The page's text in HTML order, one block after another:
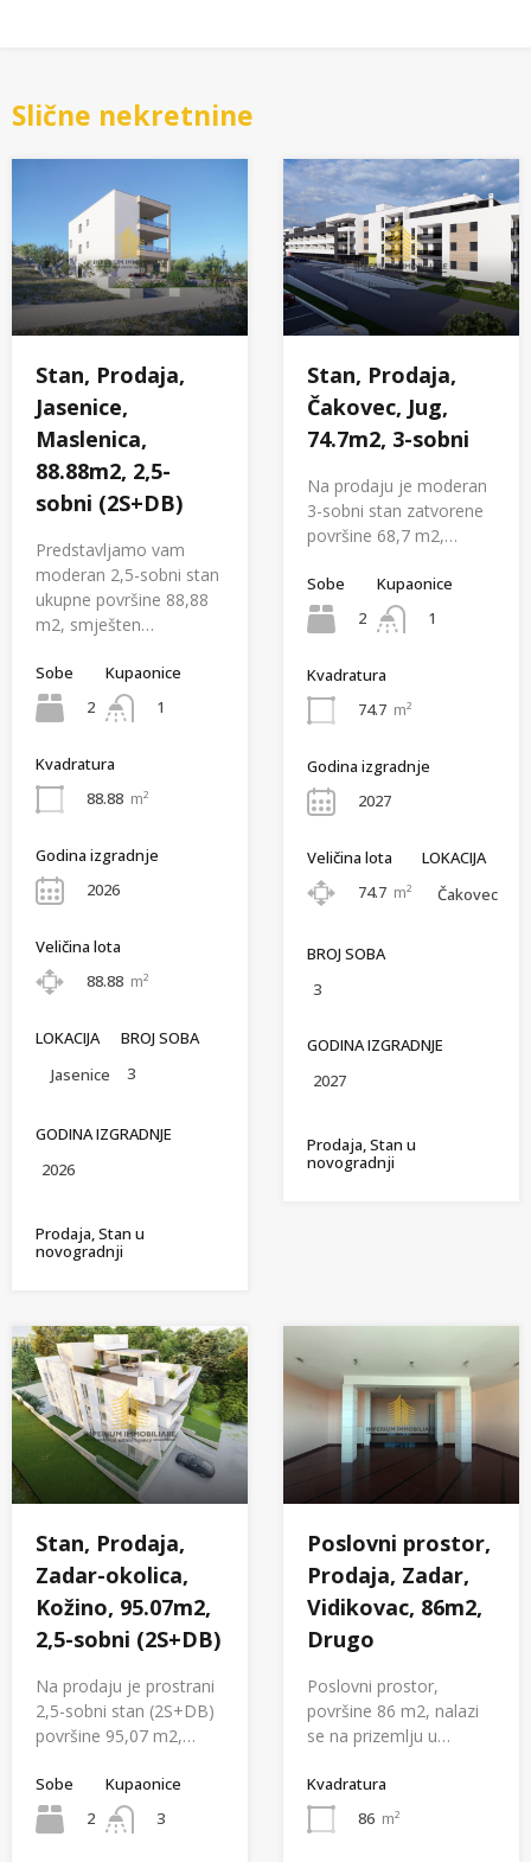
Slične nekretnine
Stan, Prodaja,
Jasenice,
Maslenica,
88.88m2, 2,5-
sobni (2S+DB)
Predstavljamo vam
moderan 2,5-sobni stan
ukupne površine 88,88
m2, smješten…
Sobe
2
Kupaonice
1
Kvadratura
88.88 m²
Godina izgradnje
2026
Veličina lota
88.88 m²
LOKACIJA
Jasenice
BROJ SOBA
3
GODINA IZGRADNJE
2026
Prodaja, Stan u
novogradnji
Stan, Prodaja,
Čakovec, Jug,
74.7m2, 3-sobni
Na prodaju je moderan
3-sobni stan zatvorene
površine 68,7 m2,…
Sobe
2
Kupaonice
1
Kvadratura
74.7 m²
Godina izgradnje
2027
Veličina lota
74.7 m²
LOKACIJA
Čakovec
BROJ SOBA
3
GODINA IZGRADNJE
2027
Prodaja, Stan u
novogradnji
Stan, Prodaja,
Zadar-okolica,
Kožino, 95.07m2,
2,5-sobni (2S+DB)
Na prodaju je prostrani
2,5-sobni stan (2S+DB)
površine 95,07 m2,…
Sobe
2
Kupaonice
3
Poslovni prostor,
Prodaja, Zadar,
Vidikovac, 86m2,
Drugo
Poslovni prostor,
površine 86 m2, nalazi
se na prizemlju u…
Kvadratura
86 m²